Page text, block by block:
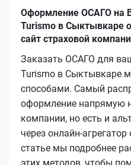
Оформление ОСАГО на
Turismo в Сыктывкаре
сайт страховой
Заказать ОСАГО для
Turismo в Сыктывкаре
способами. Самый
оформление напрямую
компании, но есть и
через онлайн-
статье мы подробнее